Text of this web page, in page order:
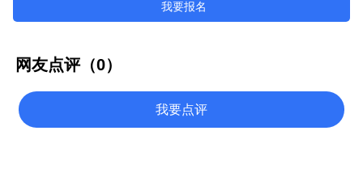
我要报名
网友点评（0）
我要点评